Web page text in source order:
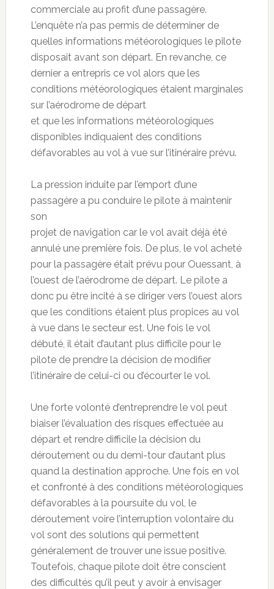
commerciale au profit d’une passagère.
L’enquête n’a pas permis de déterminer de
quelles informations météorologiques le pilote
disposait avant son départ. En revanche, ce
dernier a entrepris ce vol alors que les
conditions météorologiques étaient marginales
sur l’aérodrome de départ
et que les informations météorologiques
disponibles indiquaient des conditions
défavorables au vol à vue sur l’itinéraire prévu.
La pression induite par l’emport d’une
passagère a pu conduire le pilote à maintenir
son
projet de navigation car le vol avait déjà été
annulé une première fois. De plus, le vol acheté
pour la passagère était prévu pour Ouessant, à
l’ouest de l’aérodrome de départ. Le pilote a
donc pu être incité à se diriger vers l’ouest alors
que les conditions étaient plus propices au vol
à vue dans le secteur est. Une fois le vol
débuté, il était d’autant plus difficile pour le
pilote de prendre la décision de modifier
l’itinéraire de celui-ci ou d’écourter le vol.
Une forte volonté d’entreprendre le vol peut
biaiser l’évaluation des risques effectuée au
départ et rendre difficile la décision du
déroutement ou du demi-tour d’autant plus
quand la destination approche. Une fois en vol
et confronté à des conditions météorologiques
défavorables à la poursuite du vol, le
déroutement voire l’interruption volontaire du
vol sont des solutions qui permettent
généralement de trouver une issue positive.
Toutefois, chaque pilote doit être conscient
des difficultés qu’il peut y avoir à envisager